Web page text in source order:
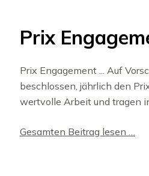
Prix
Prix Engagement ... Auf
beschlossen, jährlich den
wertvolle Arbeit und tragen
Gesamten Beitrag lesen …